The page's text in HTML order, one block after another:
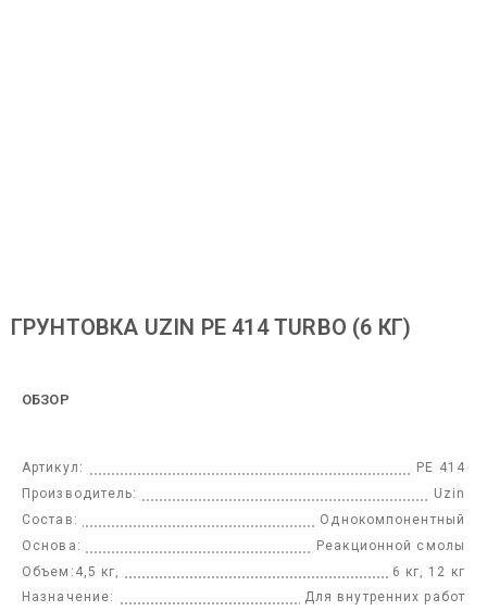
ГРУНТОВКА UZIN PE 414 TURBO (6 КГ)
ОБЗОР
Артикул:
PE 414
Производитель:
Uzin
Состав:
Однокомпонентный
Основа:
Реакционной смолы
Объем:4,5 кг,
6 кг, 12 кг
Назначение:
Для внутренних работ